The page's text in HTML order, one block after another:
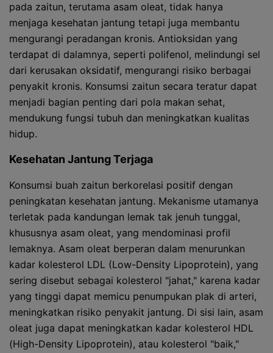
pada zaitun, terutama asam oleat, tidak hanya
menjaga kesehatan jantung tetapi juga membantu
mengurangi peradangan kronis. Antioksidan yang
terdapat di dalamnya, seperti polifenol, melindungi sel
dari kerusakan oksidatif, mengurangi risiko berbagai
penyakit kronis. Konsumsi zaitun secara teratur dapat
menjadi bagian penting dari pola makan sehat,
mendukung fungsi tubuh dan meningkatkan kualitas
hidup.
Kesehatan Jantung Terjaga
Konsumsi buah zaitun berkorelasi positif dengan
peningkatan kesehatan jantung. Mekanisme utamanya
terletak pada kandungan lemak tak jenuh tunggal,
khususnya asam oleat, yang mendominasi profil
lemaknya. Asam oleat berperan dalam menurunkan
kadar kolesterol LDL (Low-Density Lipoprotein), yang
sering disebut sebagai kolesterol "jahat," karena kadar
yang tinggi dapat memicu penumpukan plak di arteri,
meningkatkan risiko penyakit jantung. Di sisi lain, asam
oleat juga dapat meningkatkan kadar kolesterol HDL
(High-Density Lipoprotein), atau kolesterol "baik,"